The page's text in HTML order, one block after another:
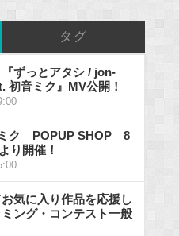
タグ
ずっとアタシ / jon-
初音ミク』MV公開！
ク POPUP SHOP 8
り開催！
気に入り作品を応援し
ング・コンテスト一般